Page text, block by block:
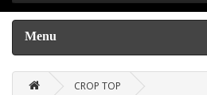
Menu
CROP TOP